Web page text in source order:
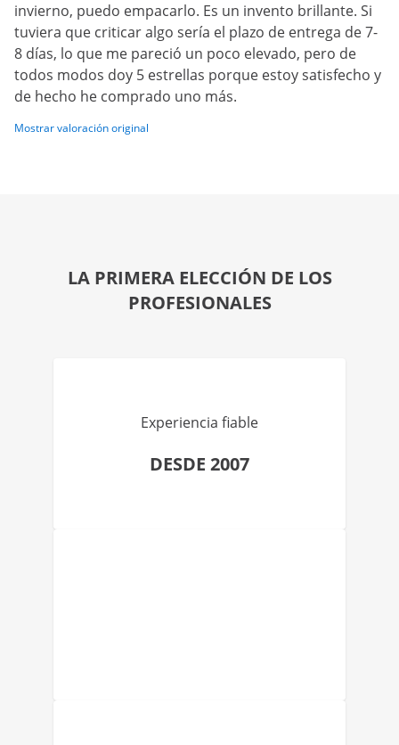
invierno, puedo empacarlo. Es un invento brillante. Si
tuviera que criticar algo sería el plazo de entrega de 7-
8 días, lo que me pareció un poco elevado, pero de
todos modos doy 5 estrellas porque estoy satisfecho y
de hecho he comprado uno más.
Mostrar valoración original
LA PRIMERA ELECCIÓN DE LOS
PROFESIONALES
Experiencia fiable
DESDE 2007